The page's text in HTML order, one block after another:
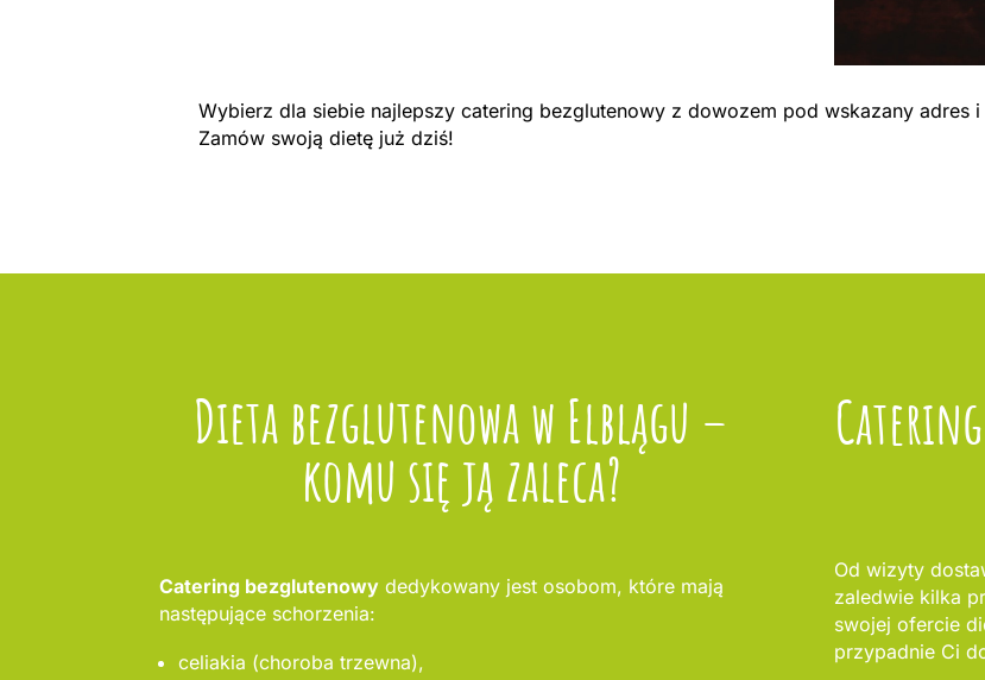
Wybierz dla siebie najlepszy catering bezglutenowy z dowozem pod wskazany adres
Zamów swoją dietę już dziś!
Dieta bezglutenowa w Elblągu –
komu się ją zaleca?
Catering bezglutenowy dedykowany jest osobom, które mają
następujące schorzenia:
celiakia (choroba trzewna),
Od wizyty
zaledwie kilka
swojej ofercie
przypadnie Ci